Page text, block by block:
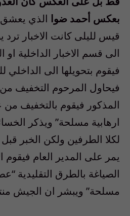
بعكس أحمد ضوا الذي
قيس لليلى كانت الاخبار
الى قسم الاخبار الداخلية او
فيقوم بتحويلها الى الداخلي
فيحاول المرحوم التخفيف
المذكور فيقوم بالتخفيف من
ارهابية مسلحة” ويذكر
لكلا الطرفين ولكن الخبر
يمر على المدير العام فيقوم
الصياغة بالطرق التقليدية
مسلحة” ويبشر ان الجيش